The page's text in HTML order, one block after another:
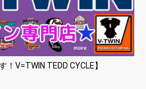
！V=TWIN TEDD CYCLE】